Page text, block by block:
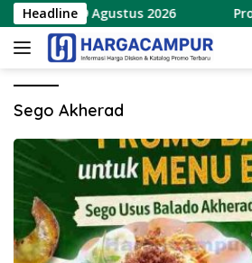
Langsung
ke
konten
Headline
8 – 9 Agustus 2026
Sego Akherad